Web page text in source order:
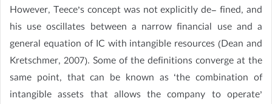
However, Teece’s concept was not explicitly de- fined, and
his use oscillates between a narrow financial use and a
general equation of IC with intangible resources (Dean and
Kretschmer, 2007). Some of the definitions converge at the
same point, that can be known as ‘the combination of
intangible assets that allows the company to operate’